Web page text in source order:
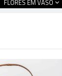
FLORES EM VASO